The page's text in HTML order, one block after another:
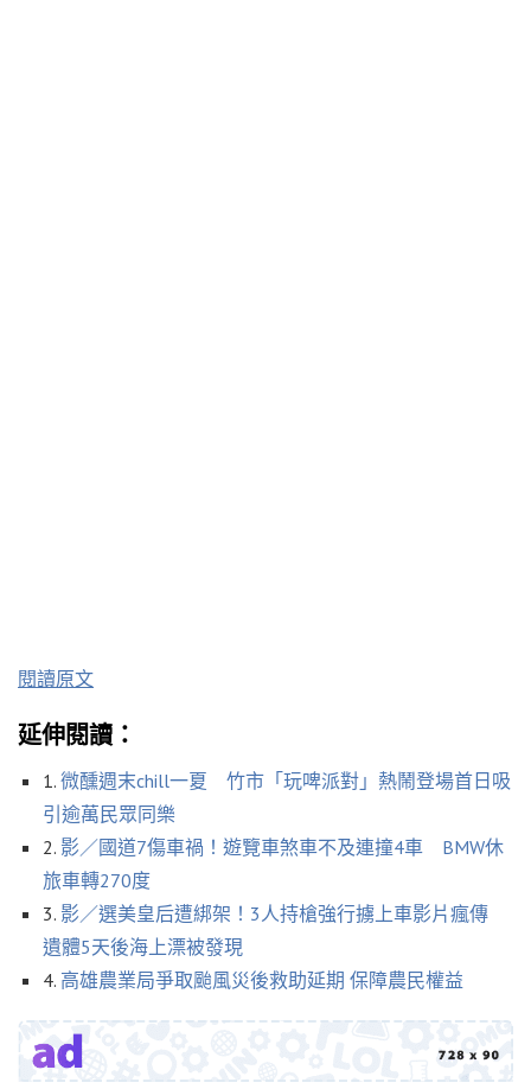
閱讀原文
延伸閱讀：
1. 微醺週末chill一夏 竹市「玩啤派對」熱鬧登場首日吸
引逾萬民眾同樂
2. 影／國道7傷車禍！遊覽車煞車不及連撞4車 BMW休
旅車轉270度
3. 影／選美皇后遭綁架！3人持槍強行擄上車影片瘋傳
遺體5天後海上漂被發現
4. 高雄農業局爭取颱風災後救助延期 保障農民權益